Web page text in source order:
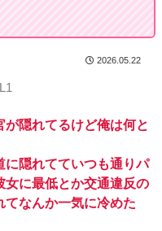
2026.05.22
隠れてるけど俺は何と
に隠れてていつも通りパ
女に最低とか交通違反の
てなんか一気に冷めた